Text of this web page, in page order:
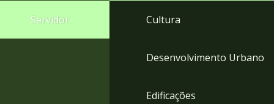
Servidor Cultura
Desenvolvimento Urbano
Edificações